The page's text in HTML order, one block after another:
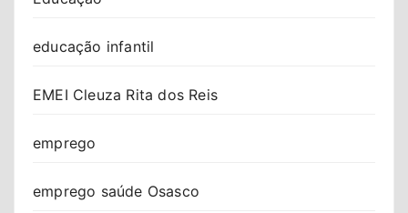
educação infantil
EMEI Cleuza Rita dos Reis
emprego
emprego saúde Osasco